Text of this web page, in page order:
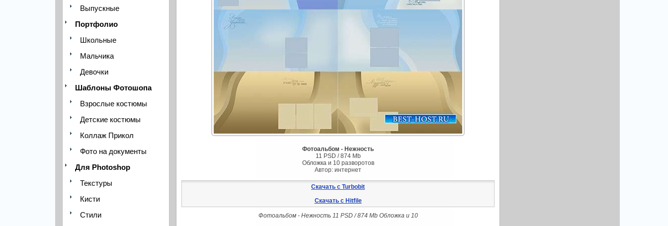
Выпускные
Портфолио
Школьные
Мальчика
Девочки
Шаблоны Фотошопа
Взрослые костюмы
Детские костюмы
Коллаж Прикол
Фото на документы
Для Photoshop
Текстуры
Кисти
Стили
Фотоальбом - Нежность
11 PSD / 874 Mb
Обложка и 10 разворотов
Автор: интернет
Скачать с Turbobit
Скачать с Hitfile
Фотоальбом - Нежность 11 PSD / 874 Mb Обложка и 10